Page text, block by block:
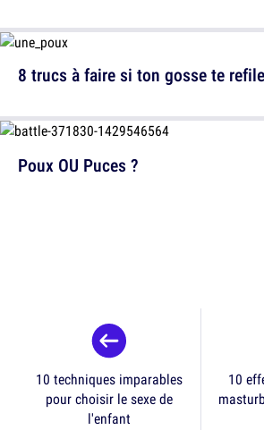
8 trucs à faire si ton gosse te
Poux OU Puces ?
10 techniques imparables
pour choisir le sexe de
l'enfant
10